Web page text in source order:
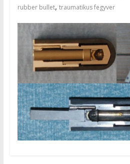
rubber bullet, traumatikus fegyver